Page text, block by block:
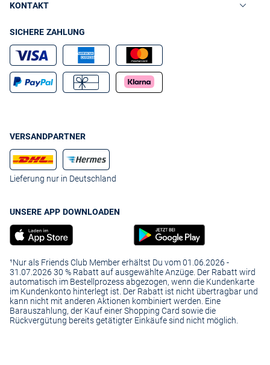
KONTAKT
SICHERE ZAHLUNG
VERSANDPARTNER
Lieferung nur in Deutschland
UNSERE APP DOWNLOADEN
¹Nur als Friends Club Member erhältst Du vom 01.06.2026 -
31.07.2026 30 % Rabatt auf ausgewählte Anzüge. Der Rabatt wird
automatisch im Bestellprozess abgezogen, wenn die Kundenkarte
im Kundenkonto hinterlegt ist. Der Rabatt ist nicht übertragbar und
kann nicht mit anderen Aktionen kombiniert werden. Eine
Barauszahlung, der Kauf einer Shopping Card sowie die
Rückvergütung bereits getätigter Einkäufe sind nicht möglich.